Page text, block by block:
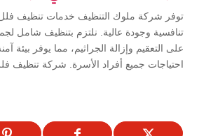
توفر شركة ملوك التنظيف خدمات تنظيف
تنافسية وجودة عالية. نلتزم بتنظيف شامل
على التعقيم وإزالة الجراثيم، مما يوفر بيئة
احتياجات جميع أفراد الأسرة. شركة تنظيف